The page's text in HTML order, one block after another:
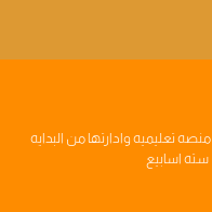
منصه تعليميه وادارتها من البدايه
سته اسابيع